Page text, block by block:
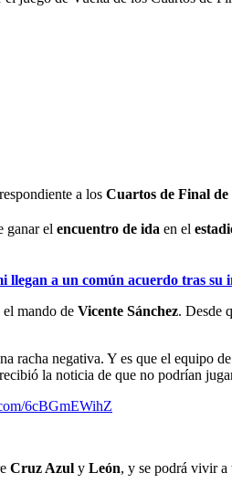
a los Cuartos de Final de
ganar el encuentro de ida en el
a un común acuerdo tras su
mando de Vicente Sánchez. Desde
racha negativa. Y es que el equipo de
la noticia de que no podrían
6cBGmEWihZ
Cruz Azul y León, y se podrá vivir a